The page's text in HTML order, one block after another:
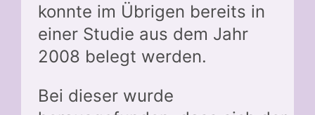
konnte im Übrigen bereits in
einer Studie aus dem Jahr
2008 belegt werden.
Bei dieser wurde